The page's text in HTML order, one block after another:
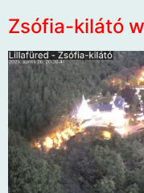
Zsófia-kilátó